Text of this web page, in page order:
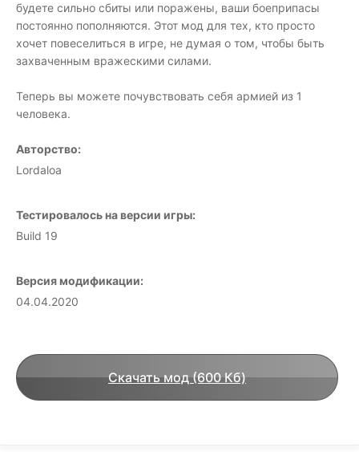
будете сильно сбиты или поражены, ваши боеприпасы
постоянно пополняются. Этот мод для тех, кто просто
хочет повеселиться в игре, не думая о том, чтобы быть
захваченным вражескими силами.
Теперь вы можете почувствовать себя армией из 1
человека.
Авторство:
Lordaloa
Тестировалось на версии игры:
Build 19
Версия модификации:
04.04.2020
Скачать мод (600 Кб)